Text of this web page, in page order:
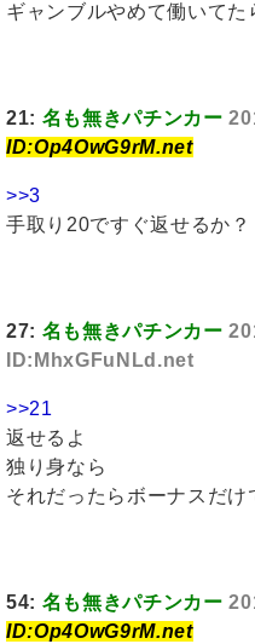
ギャンブルやめて働いて
21: 名も無きパチンカー
ID:Op4OwG9rM.net
>>3
手取り20ですぐ返せるか？
27: 名も無きパチンカー
ID:MhxGFuNLd.net
>>21
返せるよ
独り身なら
それだったらボーナスだけ
54: 名も無きパチンカー
ID:Op4OwG9rM.net